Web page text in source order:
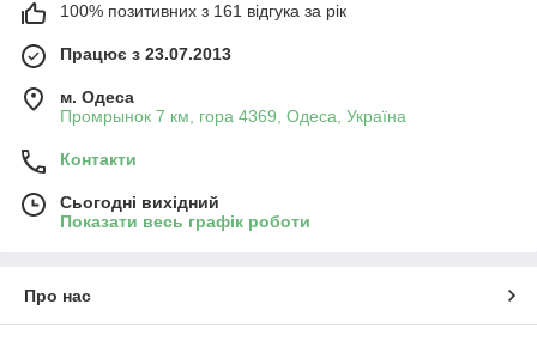
100% позитивних з 161 відгука за рік
Працює з 23.07.2013
м. Одеса
Промрынок 7 км, гора 4369, Одеса, Україна
Контакти
Сьогодні вихідний
Показати весь графік роботи
Про нас